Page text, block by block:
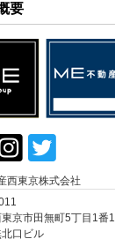
要
西東京株式会社
京市田無町5丁目1番1
口ビル